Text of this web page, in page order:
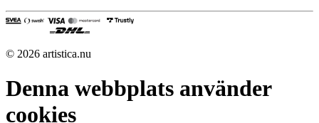
© 2026 artistica.nu
Denna webbplats använder
cookies